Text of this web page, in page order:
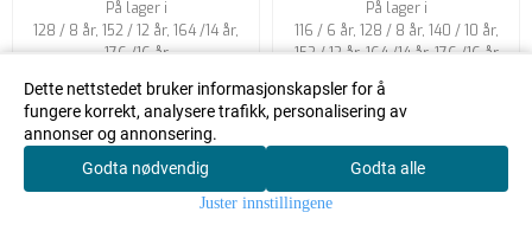
Søk
På lager i
128 / 8 år, 152 / 12 år, 164 /14 år,
176 /16 år
Kjøp
På lager i
116 / 6 år, 128 / 8 år, 140 / 10 år,
152 / 12 år, 164 /14 år, 176 /16 år
Kjøp
Dette nettstedet bruker informasjonskapsler for å
fungere korrekt, analysere trafikk, personalisering av
annonser og annonsering.
Godta nødvendig
Godta alle
Juster innstillingene